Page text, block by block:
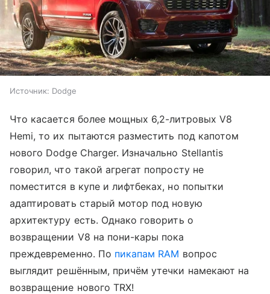
Источник: Dodge
Что касается более мощных 6,2-литровых V8
Hemi, то их пытаются разместить под капотом
нового Dodge Charger. Изначально Stellantis
говорил, что такой агрегат попросту не
поместится в купе и лифтбеках, но попытки
адаптировать старый мотор под новую
архитектуру есть. Однако говорить о
возвращении V8 на пони-кары пока
преждевременно. По пикапам RAM вопрос
выглядит решённым, причём утечки намекают на
возвращение нового TRX!